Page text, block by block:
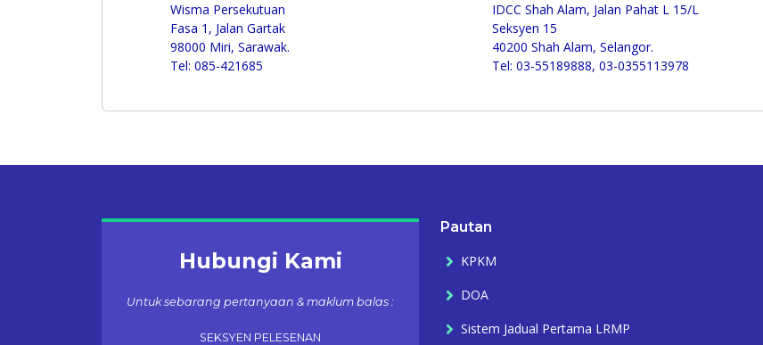
Wisma Persekutuan
Fasa 1, Jalan Gartak
98000 Miri, Sarawak.
Tel: 085-421685
IDCC Shah Alam, Jalan Pahat L 15/L
Seksyen 15
40200 Shah Alam, Selangor.
Tel: 03-55189888, 03-0355113978
Hubungi Kami
Untuk sebarang pertanyaan & maklum balas :
SEKSYEN PELESENAN
Pautan
KPKM
DOA
Sistem Jadual Pertama LRMP